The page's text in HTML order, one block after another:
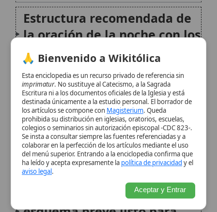
sacramentos en la vida
orante del hogar
para los niños y para la
convivencia familiar
Propuesta de práctica: un
esquema breve listo para
usar
La oración nocturna y la
dimensión eclesial:
acompañar a los hijos en la
Escritura ni a los documentos oficiales de la Iglesia y está
destinada únicamente a la estudio personal. El borrador de
los artículos se compone conMagisterium. Queda
prohibida su distribución en iglesias, oratorios, escuelas,
colegios o seminarios sin autorización episcopal -CDC 823-.
colaborar en la perfección de los artículos mediante el uso
del menú superior. Entrando a la enciclopedia confirma que
aviso legal.
Aceptar y Entrar